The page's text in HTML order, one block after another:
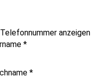
Telefonnummer anzeigen
*
*